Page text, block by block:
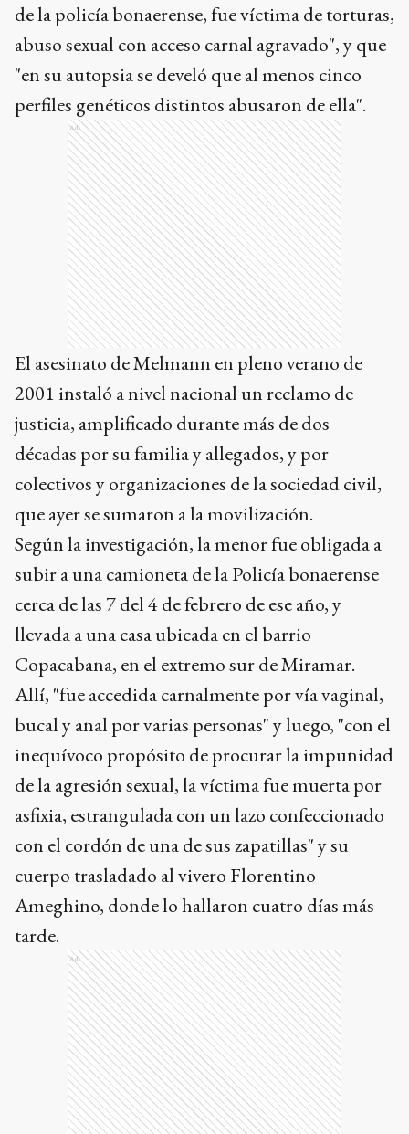
de la policía bonaerense, fue víctima de torturas,
abuso sexual con acceso carnal agravado", y que
"en su autopsia se develó que al menos cinco
perfiles genéticos distintos abusaron de ella".
Ads
El asesinato de Melmann en pleno verano de
2001 instaló a nivel nacional un reclamo de
justicia, amplificado durante más de dos
décadas por su familia y allegados, y por
colectivos y organizaciones de la sociedad civil,
que ayer se sumaron a la movilización.
Según la investigación, la menor fue obligada a
subir a una camioneta de la Policía bonaerense
cerca de las 7 del 4 de febrero de ese año, y
llevada a una casa ubicada en el barrio
Copacabana, en el extremo sur de Miramar.
Allí, "fue accedida carnalmente por vía vaginal,
bucal y anal por varias personas" y luego, "con el
inequívoco propósito de procurar la impunidad
de la agresión sexual, la víctima fue muerta por
asfixia, estrangulada con un lazo confeccionado
con el cordón de una de sus zapatillas" y su
cuerpo trasladado al vivero Florentino
Ameghino, donde lo hallaron cuatro días más
tarde.
Ads